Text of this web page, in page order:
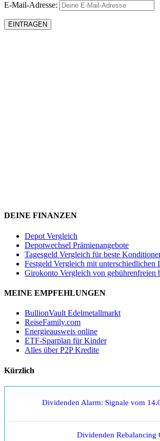
E-Mail-Adresse:
DEINE FINANZEN
Depot Vergleich
Depotwechsel Prämienangebote
Tagesgeld Vergleich für beste
Festgeld Vergleich mit unterschiedlichen
Girokonto Vergleich von gebührenfreien
MEINE EMPFEHLUNGEN
BullionVault Edelmetallmarkt
ReiseFamily.com
Energieausweis online
ETF-Sparplan für Kinder
Alles über P2P Kredite
Kürzlich
Dividenden Alarm: Signale vom
Dividenden Rebalancing